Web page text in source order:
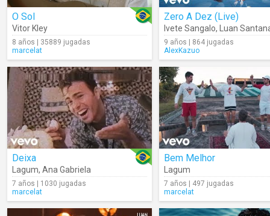
O Sol
Vitor Kley
8 años | 35889 jugadas
marcelat
Zero A Dez (Live)
Ivete Sangalo, Luan
9 años | 864 jugadas
AlexKazuo
Deixa
Lagum, Ana Gabriela
7 años | 1030 jugadas
marcelat
Bem Melhor
Lagum
7 años | 497 jugadas
marcelat